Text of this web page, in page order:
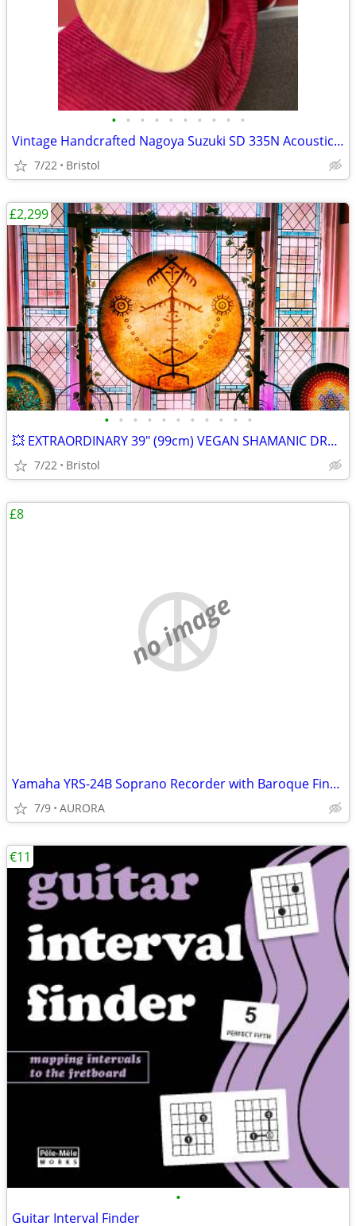
• • • • • • • • • •
Vintage Handcrafted Nagoya Suzuki SD 335N Acoustic Guitar made in Japa
7/22 Bristol
• • • • • • • • • • •
💥 EXTRAORDINARY 39" (99cm) VEGAN SHAMANIC DRUM with BESPOKE STAND
7/22 Bristol
£2,299
no image
Yamaha YRS-24B Soprano Recorder with Baroque Fingering #Ebay #Music #Y
7/9 AURORA
£8
•
Guitar Interval Finder
€11